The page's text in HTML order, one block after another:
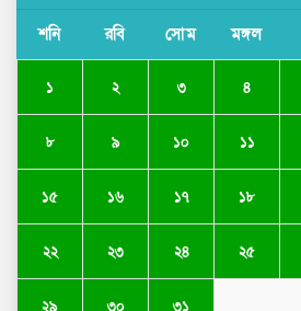
শনি রবি সোম মঙ্গল
১ ২ ৩ ৪
৮ ৯ ১০ ১১
১৫ ১৬ ১৭ ১৮
২২ ২৩ ২৪ ২৫
২৯ ৩০ ৩১